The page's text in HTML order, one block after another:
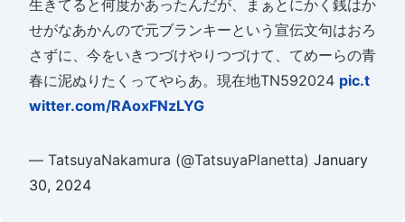
生きてると何度かあったんだが、まぁとにかく銭はか
せがなあかんので元ブランキーという宣伝文句はおろ
さずに、今をいきつづけやりつづけて、てめーらの青
春に泥ぬりたくってやらあ。現在地TN592024 pic.t
witter.com/RAoxFNzLYG
— TatsuyaNakamura (@TatsuyaPlanetta) January
30, 2024